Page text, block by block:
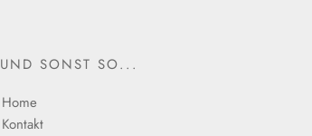
UND SONST SO...
Home
Kontakt